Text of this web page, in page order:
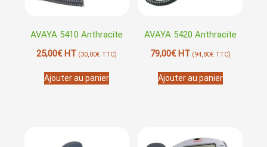
AVAYA 5410 Anthracite
25,00€HT (30,00€ TTC)
Ajouter au panier
AVAYA 5420 Anthracite
79,00€HT (94,80€TTC)
Ajouter au panier